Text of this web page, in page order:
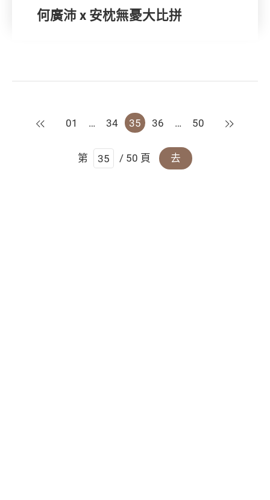
何廣沛 x 安枕無憂大比拼
上一頁
01 … 34 35 36 … 50 下一頁
第 / 50 頁 去